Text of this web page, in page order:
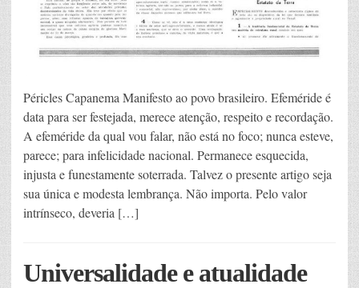
Péricles Capanema Manifesto ao povo brasileiro. Efeméride é
data para ser festejada, merece atenção, respeito e recordação.
A efeméride da qual vou falar, não está no foco; nunca esteve,
parece; para infelicidade nacional. Permanece esquecida,
injusta e funestamente soterrada. Talvez o presente artigo seja
sua única e modesta lembrança. Não importa. Pelo valor
intrínseco, deveria […]
Universalidade e atualidade